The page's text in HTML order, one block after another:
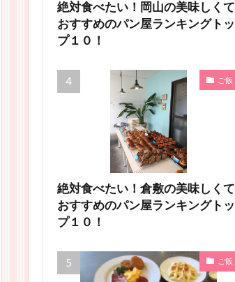
絶対食べたい！岡山の美味しくて
おすすめのパン屋ランキングトッ
プ１０！
ご飯
絶対食べたい！倉敷の美味しくて
おすすめのパン屋ランキングトッ
プ１０！
ご飯